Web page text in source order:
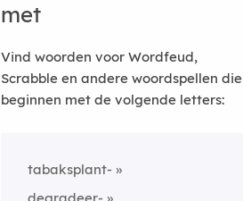
met
Vind woorden voor Wordfeud,
Scrabble en andere woordspellen die
beginnen met de volgende letters:
tabaksplant-